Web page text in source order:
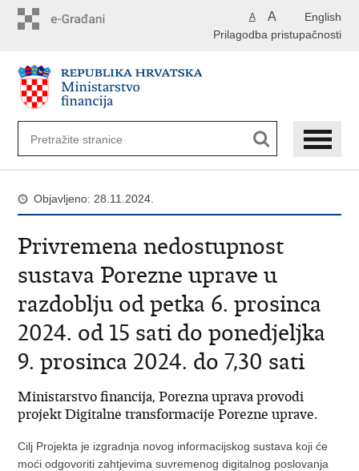
English
A A
Prilagodba pristupačnosti
Objavljeno: 28.11.2024.
Privremena nedostupnost
sustava Porezne uprave u
razdoblju od petka 6. prosinca
2024. od 15 sati do ponedjeljka
9. prosinca 2024. do 7,30 sati
Ministarstvo financija, Porezna uprava provodi
projekt Digitalne transformacije Porezne uprave.
Cilj Projekta je izgradnja novog informacijskog sustava koji će
moći odgovoriti zahtjevima suvremenog digitalnog poslovanja